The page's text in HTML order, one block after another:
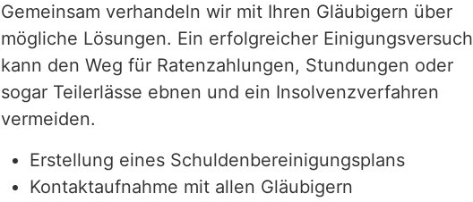
Gemeinsam verhandeln wir mit Ihren Gläubigern über
mögliche Lösungen. Ein erfolgreicher Einigungsversuch
kann den Weg für Ratenzahlungen, Stundungen oder
sogar Teilerlässe ebnen und ein Insolvenzverfahren
vermeiden.
Erstellung eines Schuldenbereinigungsplans
Kontaktaufnahme mit allen Gläubigern